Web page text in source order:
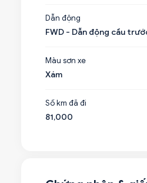
Dẫn động
FWD - Dẫn động cầu
Màu sơn xe
Xám
Số km đã đi
81,000